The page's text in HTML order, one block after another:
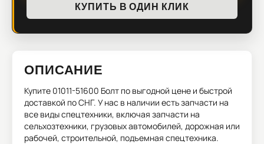
КУПИТЬ В ОДИН КЛИК
ОПИСАНИЕ
Купите 01011-51600 Болт по выгодной цене и быстрой
доставкой по СНГ. У нас в наличии есть запчасти на
все виды спецтехники, включая запчасти на
сельхозтехники, грузовых автомобилей, дорожная или
рабочей, строительной, подъемная спецтехника.